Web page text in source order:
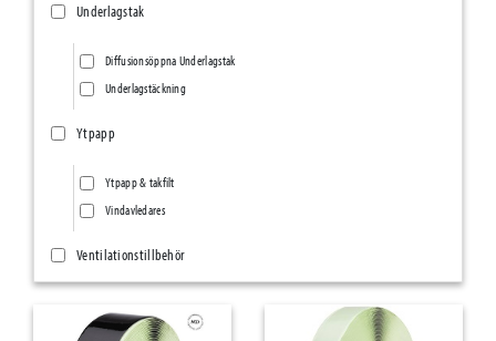
Underlagstak
Diffusionsöppna Underlagstak
Underlagstäckning
Ytpapp
Ytpapp & takfilt
Vindavledares
Ventilationstillbehör
Övriga ventilationstillbehör